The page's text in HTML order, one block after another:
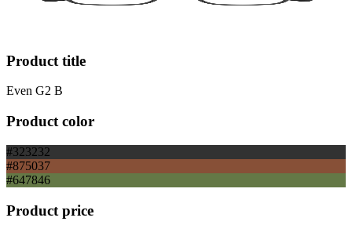
Product title
Even G2 B
Product color
#323232
#875037
#647846
Product price